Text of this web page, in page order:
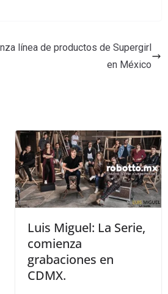
línea de productos de Supergirl
en México
Luis Miguel: La Serie,
comienza
grabaciones en
CDMX.